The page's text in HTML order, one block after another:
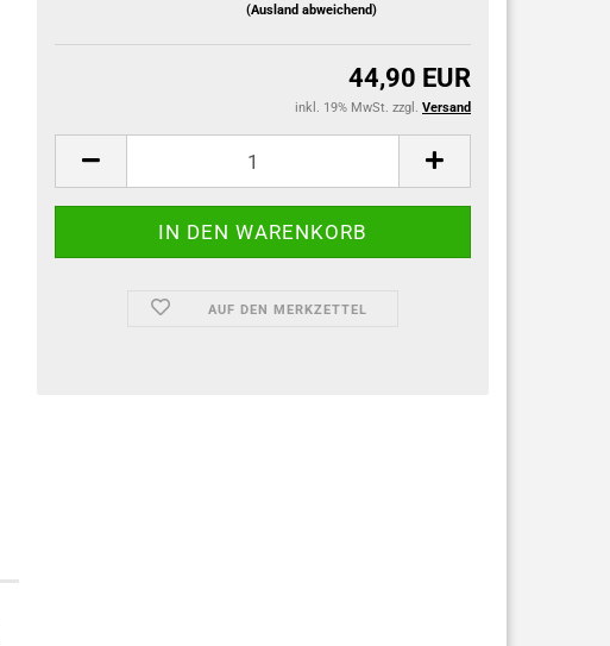
(Ausland abweichend)
44,90 EUR
inkl. 19% MwSt. zzgl. Versand
AUF DEN MERKZETTEL